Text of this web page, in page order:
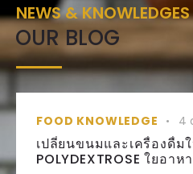
NEWS & KNOWLEDGES
OUR BLOG
FOOD KNOWLEDGE 4
เปลี่ยนขนมและเครื่องดื่ม
POLYDEXTROSE ใยอา